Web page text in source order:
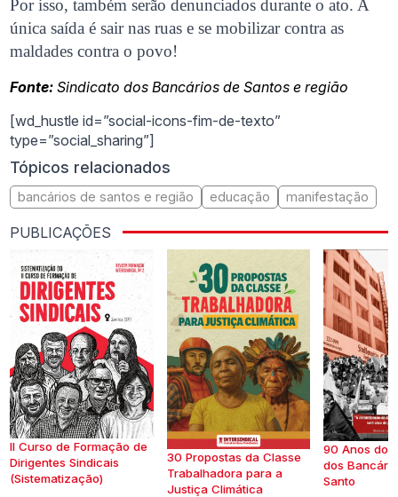
Por isso, também serão denunciados durante o ato. A
única saída é sair nas ruas e se mobilizar contra as
maldades contra o povo!
Fonte: Sindicato dos Bancários de Santos e região
[wd_hustle id=”social-icons-fim-de-texto”
type=”social_sharing”]
Tópicos relacionados
bancários de santos e região educação manifestação
PUBLICAÇÕES
II Curso de Formação de
Dirigentes Sindicais
(Sistematização)
30 Propostas da Classe
Trabalhadora para a
Justiça Climática
90 Anos do
dos
Santo